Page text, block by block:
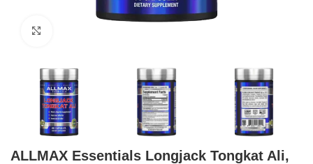
ALLMAX Essentials Longjack Tongkat Ali,